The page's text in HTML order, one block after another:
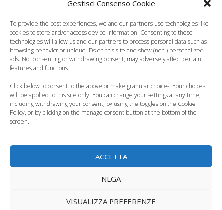
Gestisci Consenso Cookie
To provide the best experiences, we and our partners use technologies like
cookies to store and/or access device information. Consenting to these
technologies will allow us and our partners to process personal data such as
browsing behavior or unique IDs on this site and show (non-) personalized
ads. Not consenting or withdrawing consent, may adversely affect certain
features and functions.
Click below to consent to the above or make granular choices. Your choices
will be applied to this site only. You can change your settings at any time,
including withdrawing your consent, by using the toggles on the Cookie
Policy, or by clicking on the manage consent button at the bottom of the
screen.
ACCETTA
NEGA
VISUALIZZA PREFERENZE
L'amore prima del
mondo, il libro in cui
Papa…
Libri per bambini: in
uscita il primo di
Stephen…
I libri per bambini da
leggere durante le
vacanze
Bambini, come
imparare a gestire le
emozioni
inedite…
Vacanza in Austria
festa della…